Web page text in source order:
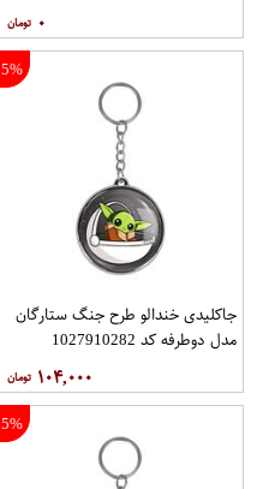
۰
5%
جاکلیدی خندالو طرح جنگ ستارگان
مدل دوطرفه کد 1027910282
۱۰۴,۰۰۰
5%